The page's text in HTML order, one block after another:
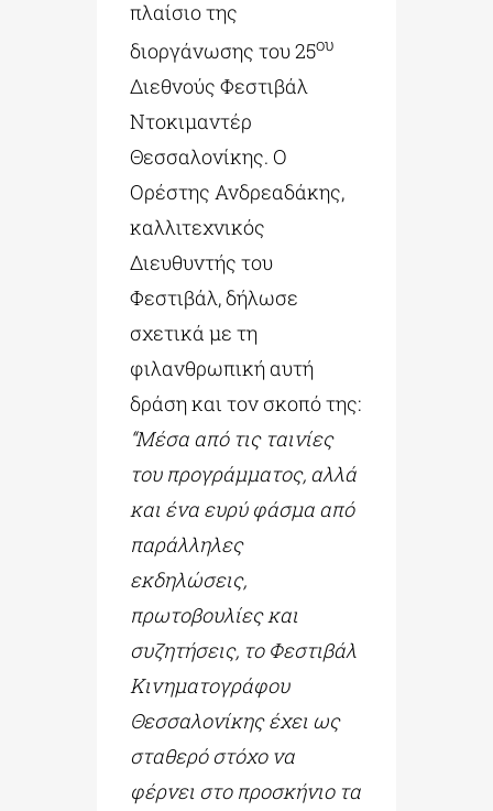
πλαίσιο της
διοργάνωσης του 25ου
Διεθνούς Φεστιβάλ
Ντοκιμαντέρ
Θεσσαλονίκης. Ο
Ορέστης Ανδρεαδάκης,
καλλιτεχνικός
Διευθυντής του
Φεστιβάλ, δήλωσε
σχετικά με τη
φιλανθρωπική αυτή
δράση και τον σκοπό της:
“Μέσα από τις ταινίες
του προγράμματος, αλλά
και ένα ευρύ φάσμα από
παράλληλες
εκδηλώσεις,
πρωτοβουλίες και
συζητήσεις, το Φεστιβάλ
Κινηματογράφου
Θεσσαλονίκης έχει ως
σταθερό στόχο να
φέρνει στο προσκήνιο τα